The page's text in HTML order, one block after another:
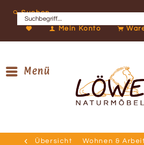
Suchen
Mein Konto
Menü
Übersicht Wohnen &